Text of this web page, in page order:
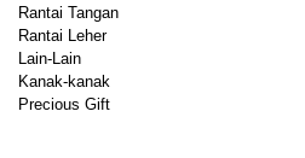
Rantai Tangan
Rantai Leher
Lain-Lain
Kanak-kanak
Precious Gift